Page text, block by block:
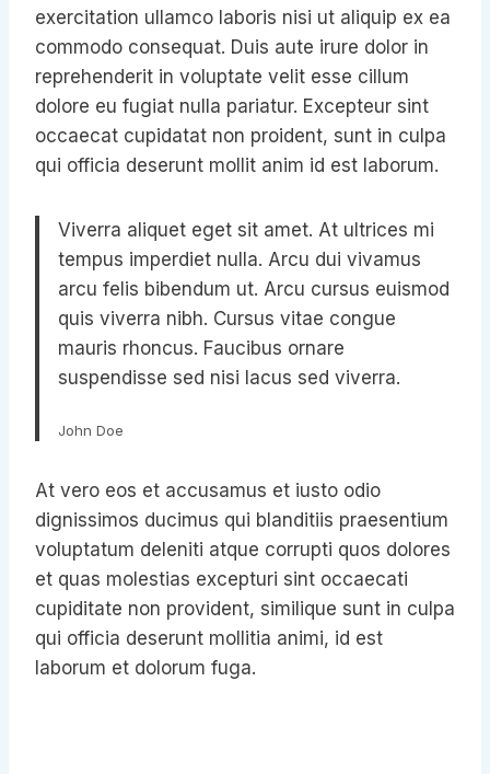
exercitation ullamco laboris nisi ut aliquip ex ea
commodo consequat. Duis aute irure dolor in
reprehenderit in voluptate velit esse cillum
dolore eu fugiat nulla pariatur. Excepteur sint
occaecat cupidatat non proident, sunt in culpa
qui officia deserunt mollit anim id est laborum.
Viverra aliquet eget sit amet. At ultrices mi
tempus imperdiet nulla. Arcu dui vivamus
arcu felis bibendum ut. Arcu cursus euismod
quis viverra nibh. Cursus vitae congue
mauris rhoncus. Faucibus ornare
suspendisse sed nisi lacus sed viverra.
John Doe
At vero eos et accusamus et iusto odio
dignissimos ducimus qui blanditiis praesentium
voluptatum deleniti atque corrupti quos dolores
et quas molestias excepturi sint occaecati
cupiditate non provident, similique sunt in culpa
qui officia deserunt mollitia animi, id est
laborum et dolorum fuga.